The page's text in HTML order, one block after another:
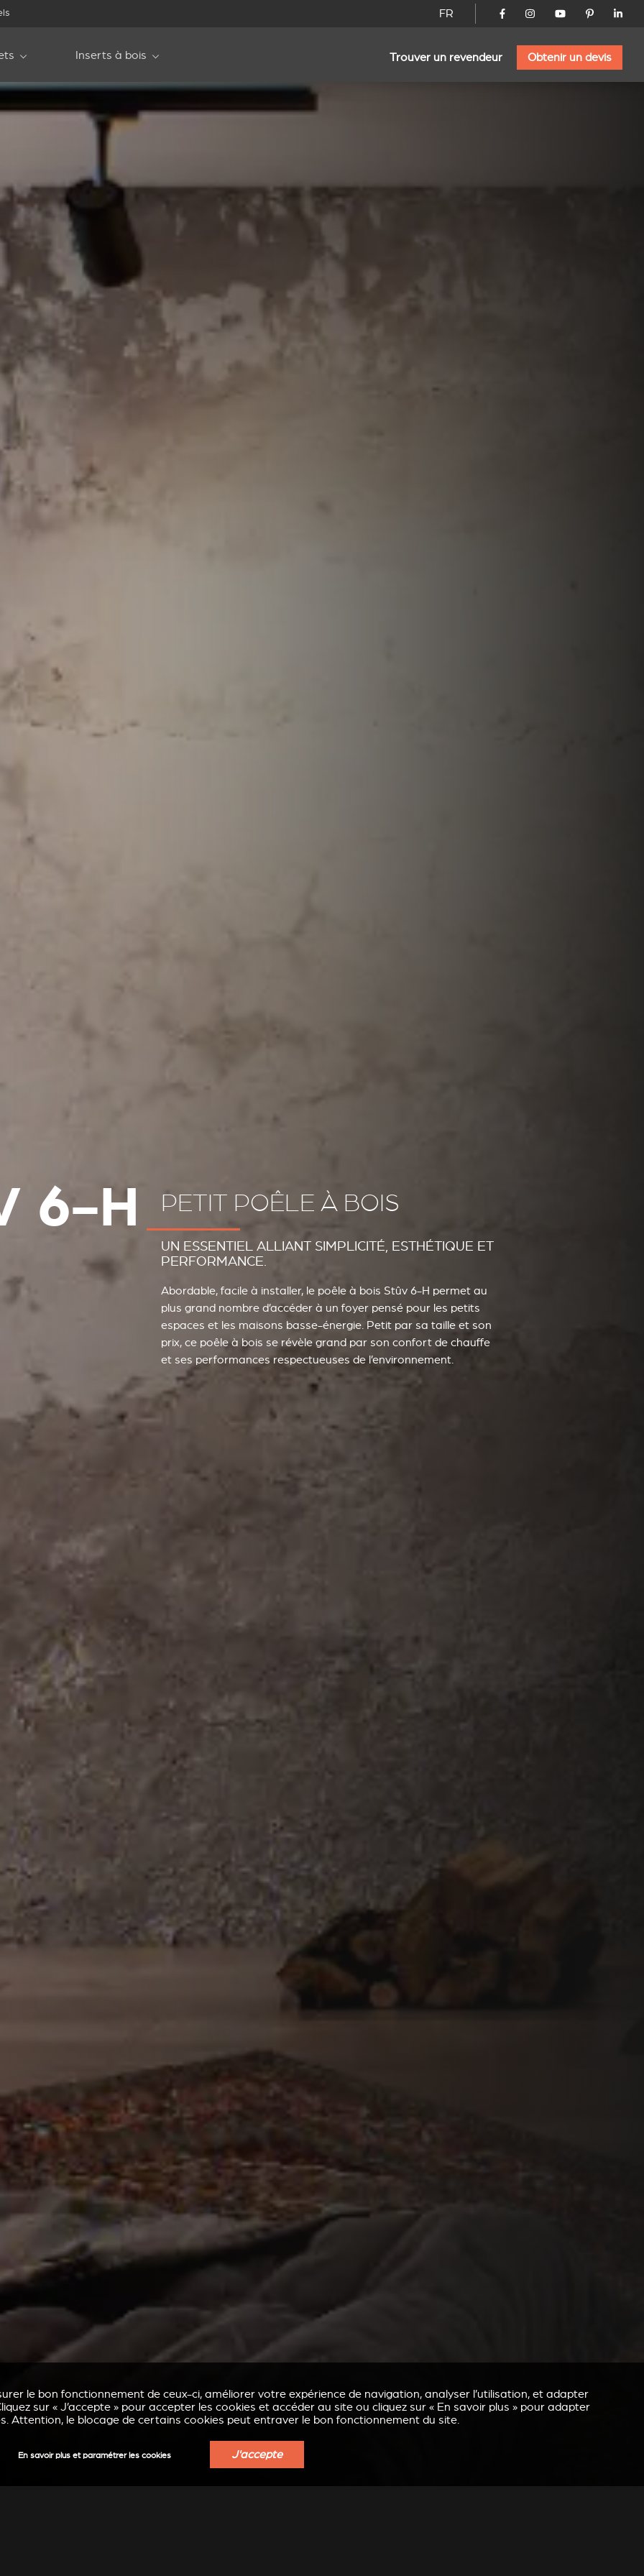
FR
Inserts à bois Trouver un revendeur Obtenir un devis
6-H PETIT POÊLE À BOIS
UN ESSENTIEL ALLIANT SIMPLICITÉ, ESTHÉTIQUE ET
PERFORMANCE.
Abordable, facile à installer, le poêle à bois Stûv 6-H permet au
plus grand nombre d’accéder à un foyer pensé pour les petits
espaces et les maisons basse-énergie. Petit par sa taille et son
prix, ce poêle à bois se révèle grand par son confort de chauffe
et ses performances respectueuses de l’environnement.
le bon fonctionnement de ceux-ci, améliorer votre expérience de navigation, analyser l’utilisation, et adapter
sur « J’accepte » pour accepter les cookies et accéder au site ou cliquez sur « En savoir plus » pour adapter
Attention, le blocage de certains cookies peut entraver le bon fonctionnement du site.
En savoir plus et paramétrer les cookies J'accepte